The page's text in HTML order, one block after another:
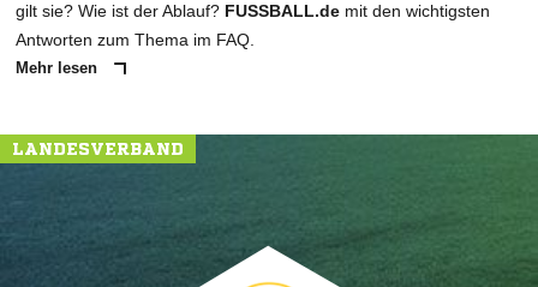
gilt sie? Wie ist der Ablauf? FUSSBALL.de mit den wichtigsten
Antworten zum Thema im FAQ.
Mehr lesen
LANDESVERBAND